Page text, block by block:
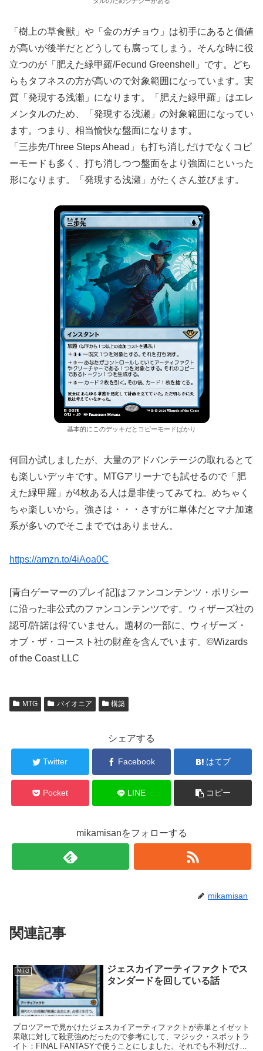
「樹上の草食獣」や「金のガチョウ」は初手にあると価値
が高いが後半だとどうしても腐ってしまう。そんな時に役
立つのが「肥えた緑甲羅/Fecund Greenshell」です。どち
らもタフネスの方が高いので対象範囲になっています。実
質「発現する浅瀬」になります。「肥えた緑甲羅」はエレ
メンタルのため、「発現する浅瀬」の対象範囲になってい
ます。つまり、相当愉快な盤面になります。
「三歩先/Three Steps Ahead」も打ち消しだけでなくコピ
ーモードも多く、打ち消しつつ盤面をより強固にといった
形になります。「発現する浅瀬」がたくさん並びます。
基本的にこのデッキだとコピーモードばかり
何回か試しましたが、大量のアドバンテージの取れるとて
も楽しいデッキです。MTGアリーナでも試せるので「肥
えた緑甲羅」が4枚ある人は是非使ってみてね。めちゃく
ちゃ楽しいから。強さは・・・さすがに単体だとマナ加速
系が多いのでそこまでではありません。
https://amzn.to/4iAoa0C
[青白ゲーマーのプレイ記]はファンコンテンツ・ポリシー
に沿った非公式のファンコンテンツです。ウィザーズ社の
認可/許諾は得ていません。題材の一部に、ウィザーズ・
オブ・ザ・コースト社の財産を含んでいます。©Wizards
of the Coast LLC
MTG パイオニア 構築
シェアする
Twitter Facebook はてブ
Pocket LINE コピー
mikamisanをフォローする
mikamisan
関連記事
MTG
ジェスカイアーティファクトでス
タンダードを回している話
プロツアーで見かけたジェスカイアーティファクトが赤単とイゼット
果敢に対して殺意強めだったので参考にして、マジック・スポットラ
イト：FINAL FANTASYで使うことにしました。それでも不利だけ